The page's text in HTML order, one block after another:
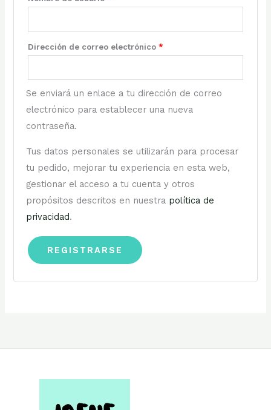
Dirección de correo electrónico*
Se enviará un enlace a tu dirección de correo
electrónico para establecer una nueva
contraseña.
Tus datos personales se utilizarán para procesar
tu pedido, mejorar tu experiencia en esta web,
gestionar el acceso a tu cuenta y otros
propósitos descritos en nuestra política de
privacidad.
REGISTRARSE